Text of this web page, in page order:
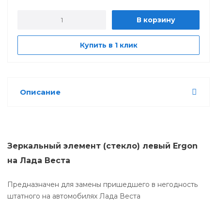
В корзину
Купить в 1 клик
Описание
Зеркальный элемент (стекло) левый Ergon
на Лада Веста
Предназначен для замены пришедшего в негодность
штатного на автомобилях Лада Веста